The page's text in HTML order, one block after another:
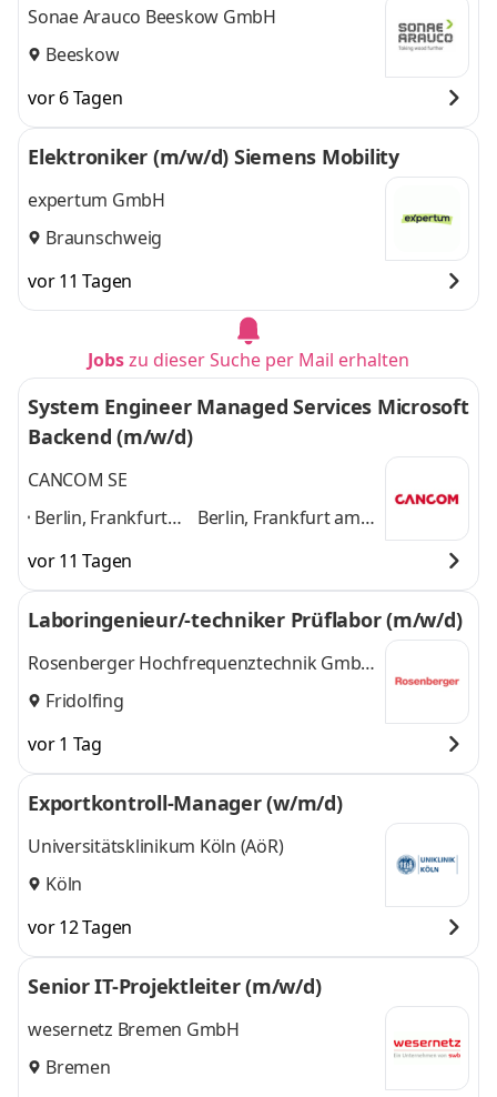
Sonae Arauco Beeskow GmbH
Beeskow
vor 6 Tagen
Elektroniker (m/w/d) Siemens Mobility
expertum GmbH
Braunschweig
vor 11 Tagen
Jobszu dieser Suche per Mail erhalten
System Engineer Managed Services Microsoft
Backend (m/w/d)
CANCOM SE
Berlin, Frankfurt
Hamburg,
Hannover, Köln,
Košice, Langenfeld
(Rheinland), Leipzig,
München,
Berlin, Frankfurt am
Košice, Langenfeld
(Rheinland), Leipzig,
und 6
weitere
vor 11 Tagen
Laboringenieur/-techniker Prüflabor (m/w/d)
Rosenberger Hochfrequenztechnik GmbH
& Co. KG
Fridolfing
vor 1 Tag
Exportkontroll-Manager (w/m/d)
Universitätsklinikum Köln (AöR)
Köln
vor 12 Tagen
Senior IT-Projektleiter (m/w/d)
wesernetz Bremen GmbH
Bremen